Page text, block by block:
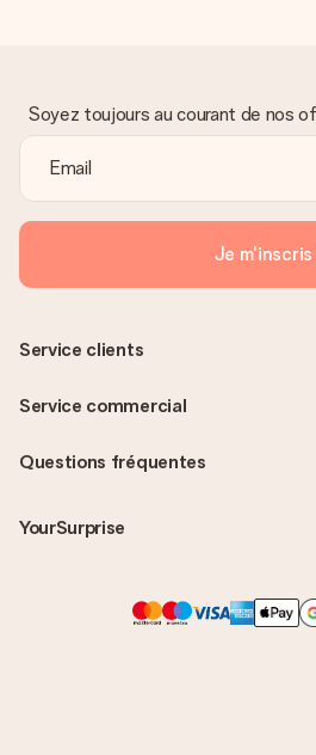
Soyez toujours au courant de nos
Je m'inscris
Questions fréquentes
YourSurprise
Service clients
Service commercial